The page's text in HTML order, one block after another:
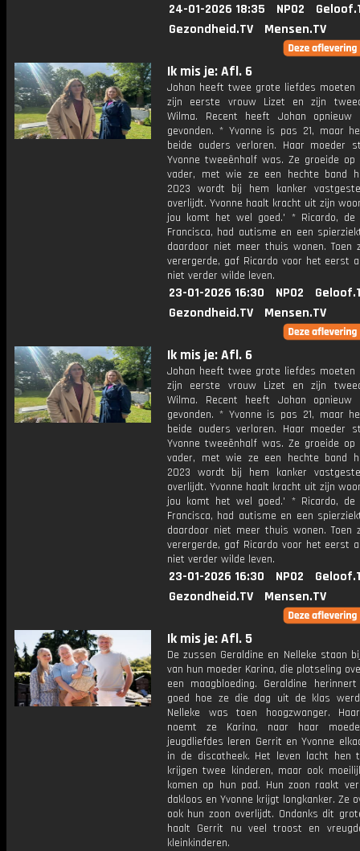
24-01-2026 18:35 NPO2
Gezondheid.TV
Mensen.TV
Ik mis je: Afl. 6
Johan heeft twee grote liefdes moeten
zijn eerste vrouw Lizet en zijn
Wilma. Recent heeft Johan opnieuw
gevonden. * Yvonne is pas 21, maar
beide ouders verloren. Haar moeder
Yvonne tweeënhalf was. Ze groeide
vader, met wie ze een hechte band
2023 wordt bij hem kanker
overlijdt. Yvonne haalt kracht uit zijn
jou komt het wel goed.' * Ricardo, de
Francisca, had autisme en een
daardoor niet meer thuis wonen. Toen
verergerde, gaf Ricardo voor het eerst
niet verder wilde leven.
23-01-2026 16:30 NPO2
Gezondheid.TV
Mensen.TV
Ik mis je: Afl. 6
Johan heeft twee grote liefdes moeten
zijn eerste vrouw Lizet en zijn
Wilma. Recent heeft Johan opnieuw
gevonden. * Yvonne is pas 21, maar
beide ouders verloren. Haar moeder
Yvonne tweeënhalf was. Ze groeide
vader, met wie ze een hechte band
2023 wordt bij hem kanker
overlijdt. Yvonne haalt kracht uit zijn
jou komt het wel goed.' * Ricardo, de
Francisca, had autisme en een
daardoor niet meer thuis wonen. Toen
verergerde, gaf Ricardo voor het eerst
niet verder wilde leven.
23-01-2026 16:30 NPO2
Gezondheid.TV
Mensen.TV
Ik mis je: Afl. 5
De zussen Geraldine en Nelleke staan
van hun moeder Karina, die plotseling
een maagbloeding. Geraldine
goed hoe ze die dag uit de klas werd
Nelleke was toen hoogzwanger.
noemt ze Karina, naar haar
jeugdliefdes leren Gerrit en Yvonne
in de discotheek. Het leven lacht hen
krijgen twee kinderen, maar ook
komen op hun pad. Hun zoon raakt
dakloos en Yvonne krijgt longkanker. Ze
ook hun zoon overlijdt. Ondanks dit
haalt Gerrit nu veel troost en
kleinkinderen.